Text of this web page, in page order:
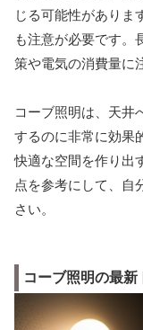
じる可能性がありま
も注意が必要です。
策や電気の消費量に
コーブ照明は、天井
するのに非常に効果
快適な空間を作り出
点を参考にして、自
さい。
コーブ照明の最